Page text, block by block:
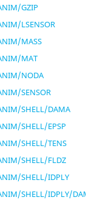
GZIP
LSENSOR
MASS
MAT
NODA
SENSOR
SHELL/DAMA
SHELL/EPSP
SHELL/TENS
SHELL/FLDZ
SHELL/IDPLY
SHELL/IDPLY/